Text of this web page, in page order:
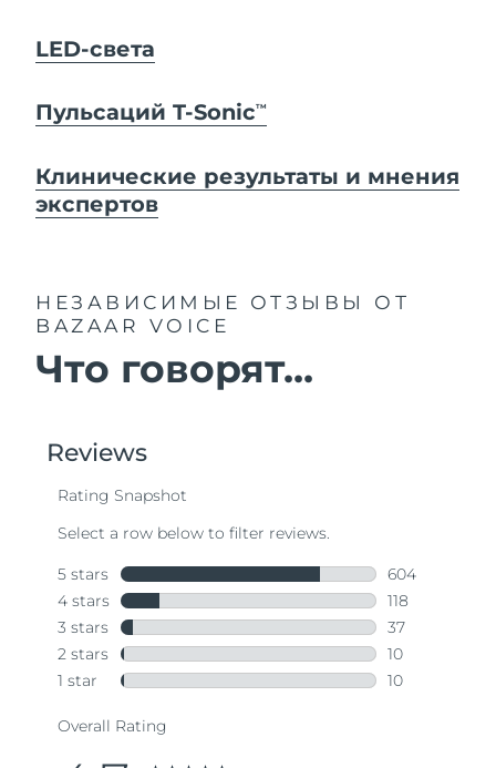
LED-света
Пульсаций T-SonicTM
Клинические результаты и мнения
экспертов
НЕЗАВИСИМЫЕ ОТЗЫВЫ
ОТ
BAZAAR VOICE
Что говорят...